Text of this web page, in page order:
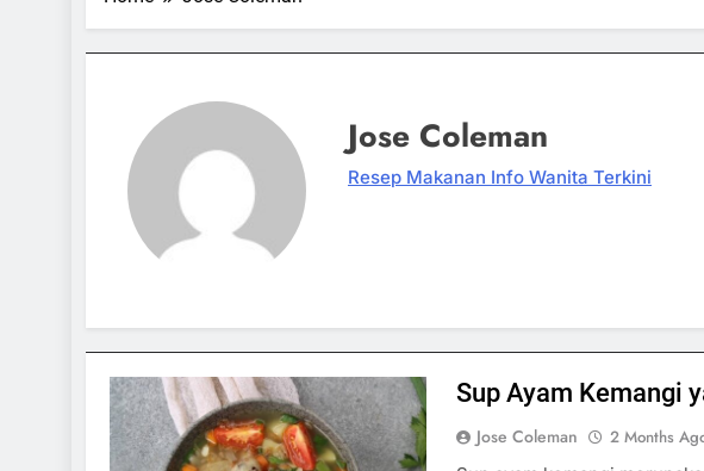
Jose Coleman
Resep Makanan Info Wanita Terkini
Sup Ayam Kemangi
Jose Coleman 2 Months